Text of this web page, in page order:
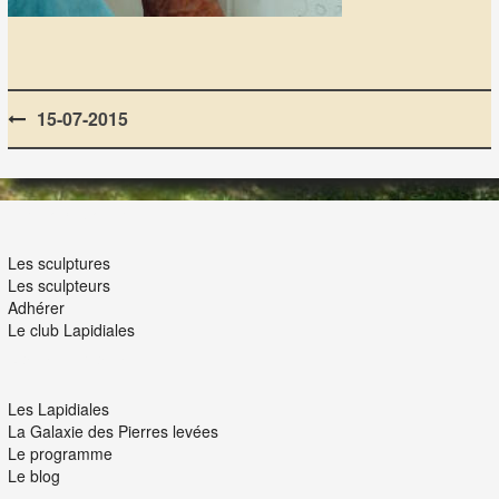
Post
navigation
15-07-2015
Les sculptures
Les sculpteurs
Adhérer
Le club Lapidiales
Les Lapidiales
La Galaxie des Pierres levées
Le programme
Le blog